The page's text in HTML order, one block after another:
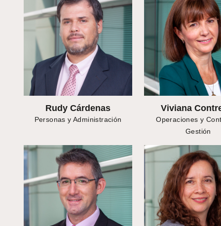
Rudy Cárdenas
Personas y Administración
Viviana
Operaciones y
Gestión